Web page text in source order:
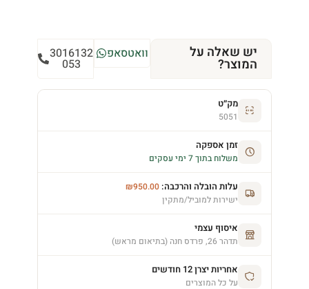
יש שאלה על
המוצר?
וואטסאפ 3016132
053
מק״ט
5051
זמן אספקה
משלוח בתוך 7 ימי עסקים
עלות הובלה והרכבה: ₪950.00
ישירות למוביל/מתקין
איסוף עצמי
תדהר 26, פרדס חנה (בתיאום מראש)
אחריות יצרן 12 חודשים
על כל המוצרים